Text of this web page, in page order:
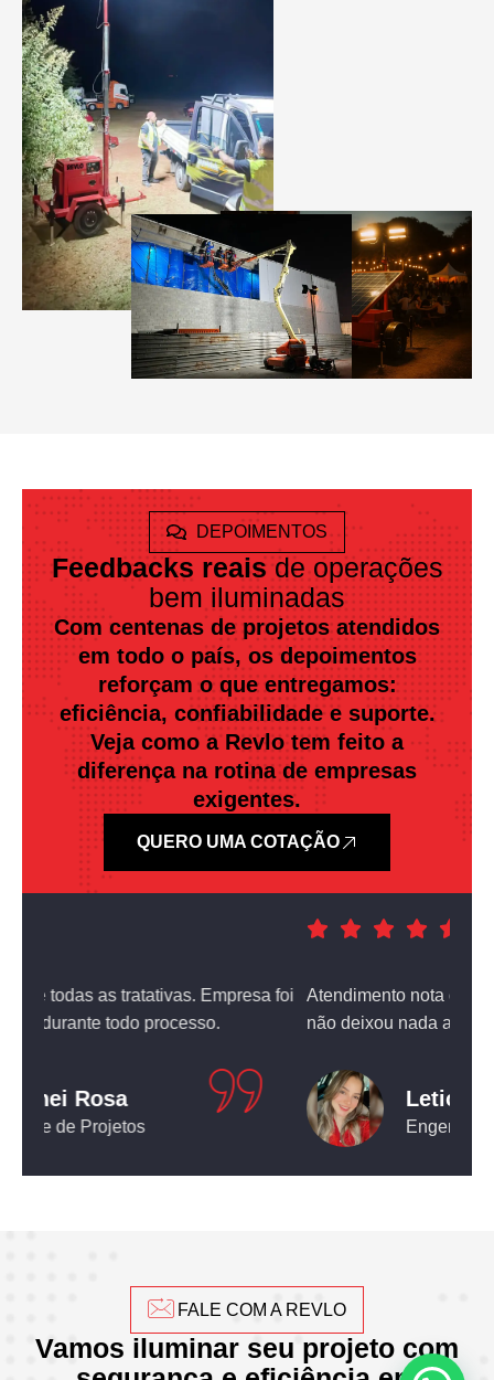
DEPOIMENTOS
Feedbacks reaisde operações
bem iluminadas
Com centenas de projetos atendidos
em todo o país, os depoimentos
reforçam o que entregamos:
eficiência, confiabilidade e suporte.
Veja como a Revlo tem feito a
diferença na rotina de empresas
exigentes.
QUERO UMA COTAÇÃO
Atendimento nota dez! O equipamento que comprei
não deixou nada a desejar.
Leticia Pediconi
Engenheira Civil
FALE COM A REVLO
Vamos iluminar seu projeto com